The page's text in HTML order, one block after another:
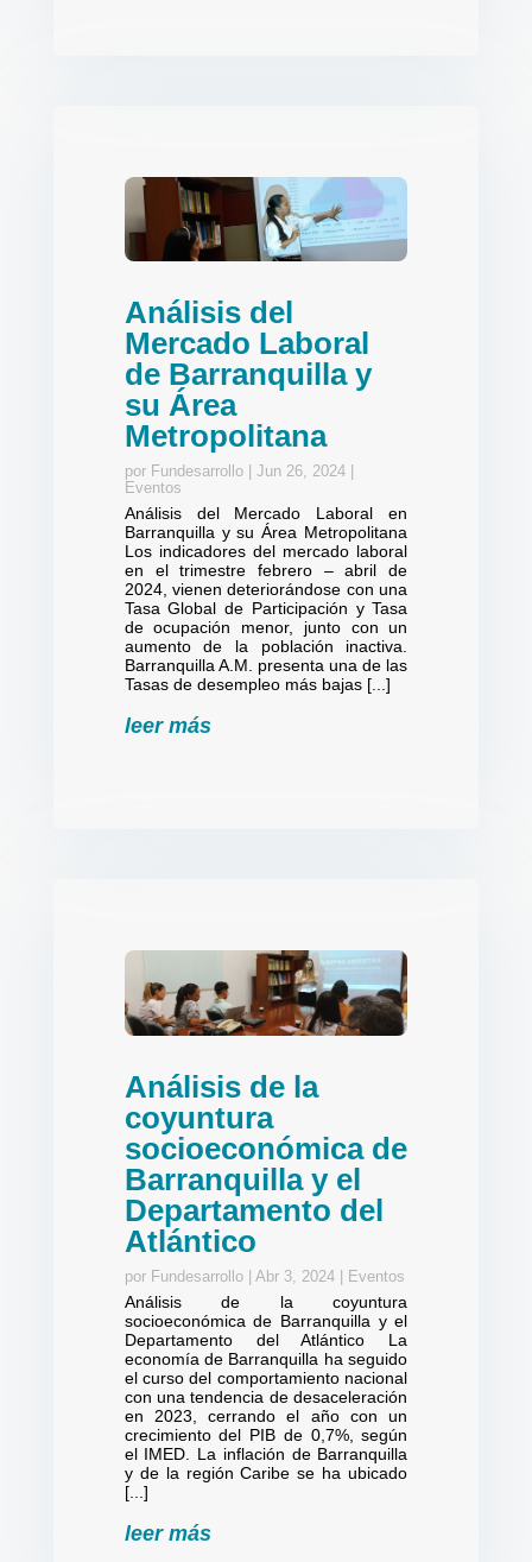
Análisis del
Mercado Laboral
de Barranquilla y
su Área
Metropolitana
por Fundesarrollo| Jun 26, 2024|
Eventos
Análisis del Mercado Laboral en
Barranquilla y su Área Metropolitana
Los indicadores del mercado laboral
en el trimestre febrero – abril de
2024, vienen deteriorándose con una
Tasa Global de Participación y Tasa
de ocupación menor, junto con un
aumento de la población inactiva.
Barranquilla A.M. presenta una de las
Tasas de desempleo más bajas [...]
leer más
Análisis de la
coyuntura
socioeconómica de
Barranquilla y el
Departamento del
Atlántico
por Fundesarrollo| Abr 3, 2024| Eventos
Análisis de la coyuntura
socioeconómica de Barranquilla y el
Departamento del Atlántico La
economía de Barranquilla ha seguido
el curso del comportamiento nacional
con una tendencia de desaceleración
en 2023, cerrando el año con un
crecimiento del PIB de 0,7%, según
el IMED. La inflación de Barranquilla
y de la región Caribe se ha ubicado
[...]
leer más